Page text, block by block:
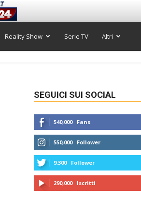
Reality Show Serie TV Altri
SEGUICI SUI SOCIAL
540,000 Fans
550,000 Follower
9,300 Follower
290,000 Iscritti